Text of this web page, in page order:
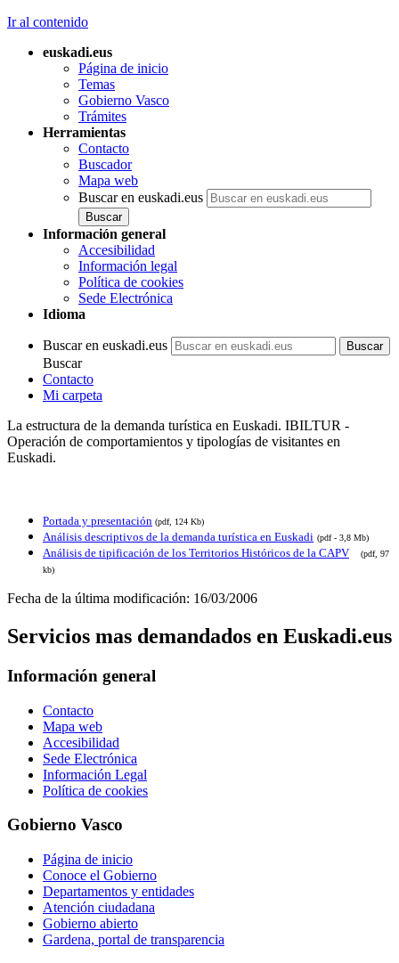
Ir al contenido
euskadi.eus
Página de inicio
Temas
Gobierno Vasco
Trámites
Herramientas
Contacto
Buscador
Mapa web
Buscar en euskadi.eus
Información general
Accesibilidad
Información legal
Política de cookies
Sede Electrónica
Idioma
Buscar en euskadi.eus
Buscar
Contacto
Mi carpeta
La estructura de la demanda turística en Euskadi. IBILTUR -
Operación de comportamientos y tipologías de visitantes en
Euskadi.
Portada y presentación (pdf, 124 Kb)
Análisis descriptivos de la demanda turística en Euskadi (pdf - 3,8 Mb)
Análisis de tipificación de los Territorios Históricos de la CAPV
(pdf, 97
kb)
Fecha de la última modificación: 16/03/2006
Servicios mas demandados en Euskadi.eus
Información general
Contacto
Mapa web
Accesibilidad
Sede Electrónica
Información Legal
Política de cookies
Gobierno Vasco
Página de inicio
Conoce el Gobierno
Departamentos y entidades
Atención ciudadana
Gobierno abierto
Gardena, portal de transparencia